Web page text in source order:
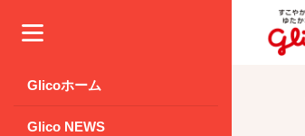
Glicoホーム
Glico NEWS